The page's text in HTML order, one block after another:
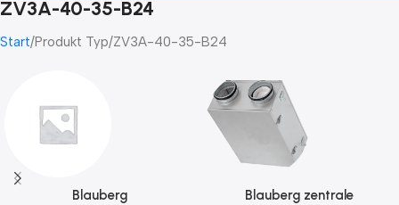
ZV3A-40-35-B24
Start Produkt Typ ZV3A-40-35-B24
Blauberg
Blauberg zentrale